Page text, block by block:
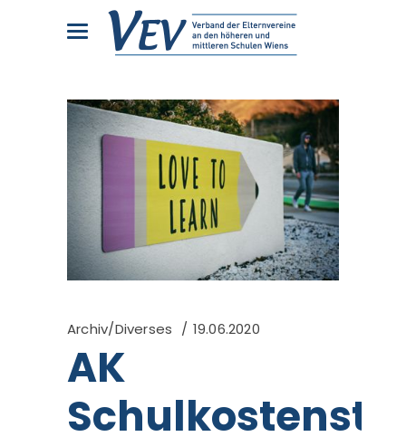
Archiv/Diverses 19.06.2020
AK